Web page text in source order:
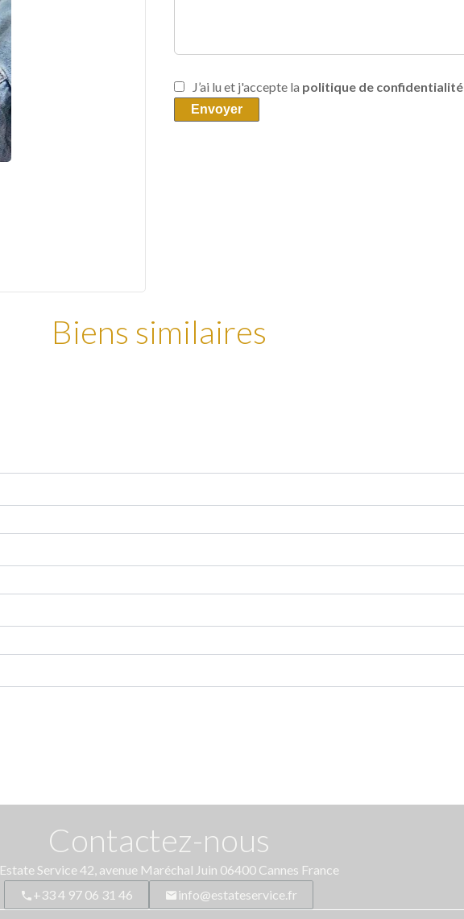
J’ai lu et j'accepte la politique de confidentialité
Envoyer
Biens similaires
Contactez-nous
Estate Service42, avenue Maréchal Juin 06400 Cannes France
+33 4 97 06 31 46
info@estateservice.fr